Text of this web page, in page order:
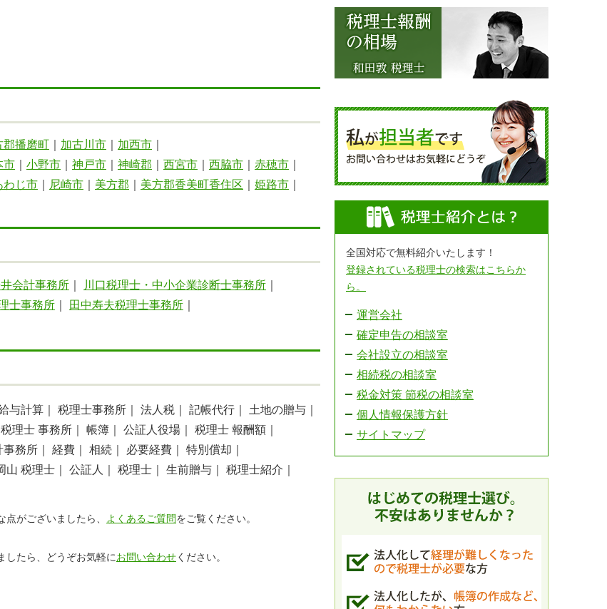
郡播磨町 加古川市 加西市
市 小野市 神戸市 神崎郡 西宮市 西脇市 赤穂市
わじ市 尼崎市 美方郡 美方郡香美町香住区 姫路市
会計事務所 川口税理士・中小企業診断士事務所
士事務所 田中寿夫税理士事務所
与計算｜ 税理士事務所｜ 法人税｜ 記帳代行｜
土地の贈与｜
税理士 事務所｜ 帳簿｜ 公証人役場｜
税理士 報酬額｜
務所｜ 経費｜ 相続｜ 必要経費｜
特別償却｜
山 税理士｜ 公証人｜ 税理士｜ 生前贈与｜
税理士紹介｜
がございましたら、 よくあるご質問をご覧ください。
したら、どうぞお気軽にお問い合わせください。
全国対応で無料紹介いたします！
登録されている税理士の検索はこちらか
ら。
運営会社
確定申告の相談室
会社設立の相談室
相続税の相談室
税金対策 節税の相談室
個人情報保護方針
サイトマップ